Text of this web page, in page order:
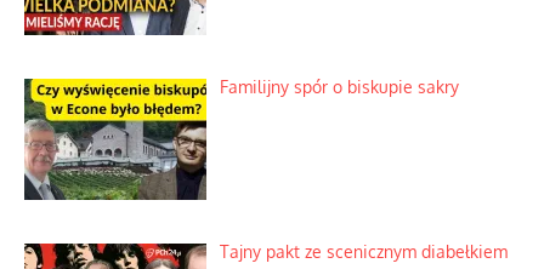
Familijny spór o biskupie sakry
Tajny pakt ze scenicznym diabełkiem